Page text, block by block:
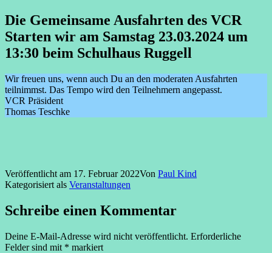
Die Gemeinsame Ausfahrten des VCR
Starten wir am Samstag 23.03.2024 um
13:30 beim Schulhaus Ruggell
Wir freuen uns, wenn auch Du an den moderaten Ausfahrten
teilnimmst. Das Tempo wird den Teilnehmern angepasst.
VCR Präsident
Thomas Teschke
Veröffentlicht am 17. Februar 2022Von Paul Kind
Kategorisiert als Veranstaltungen
Schreibe einen Kommentar
Deine E-Mail-Adresse wird nicht veröffentlicht. Erforderliche
Felder sind mit * markiert